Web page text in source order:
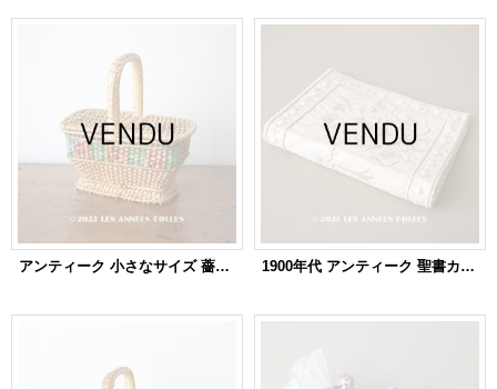
アンティーク 小さなサイズ 薔薇のパニエ ローズパニエ 1900年代 アンティーク 聖書カバー ホワイトワークのイニシャル入り